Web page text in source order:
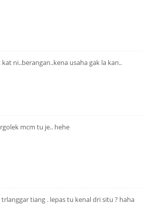
ni..berangan..kena usaha gak la kan..
mcm tu je.. hehe
tiang . lepas tu kenal dri situ ? haha